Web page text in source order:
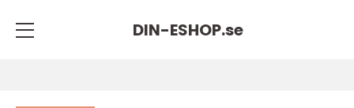
DIN-ESHOP.se